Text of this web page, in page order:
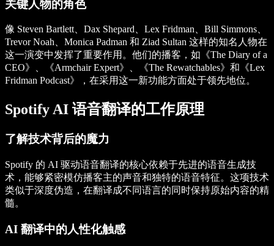
关键人物的角色
像 Steven Bartlett、Dax Shepard、Lex Fridman、Bill Simmons、
Trevor Noah、Monica Padman 和 Ziad Sultan 这样的知名人物在
这一演变中发挥了重要作用。他们的播客，如《The Diary of a
CEO》、《Armchair Expert》、《The Rewatchables》和《Lex
Fridman Podcast》，在采用这一新功能方面处于领先地位。
Spotify AI 语音翻译的工作原理
了解技术背后的魔力
Spotify 的 AI 驱动语音翻译的核心依赖于先进的语音生成技
术，能够紧密模仿播客主的声音和独特的语音特征。这项技术
类似于深度伪造，在翻译成不同语言的同时保持原始内容的精
髓。
AI 翻译中的人性化触感